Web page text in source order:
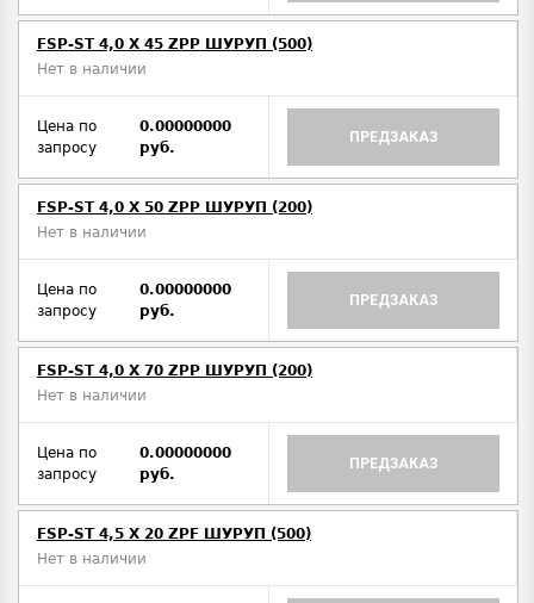
FSP-ST 4,0 X 45 ZPP ШУРУП (500)
Нет в наличии
Цена по
запросу
0.00000000
руб.
ПРЕДЗАКАЗ
FSP-ST 4,0 X 50 ZPP ШУРУП (200)
Нет в наличии
Цена по
запросу
0.00000000
руб.
ПРЕДЗАКАЗ
FSP-ST 4,0 X 70 ZPP ШУРУП (200)
Нет в наличии
Цена по
запросу
0.00000000
руб.
ПРЕДЗАКАЗ
FSP-ST 4,5 X 20 ZPF ШУРУП (500)
Нет в наличии